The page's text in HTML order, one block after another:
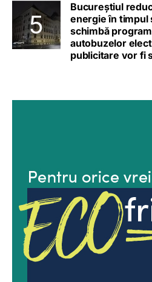
Bucureștiul
energie în timpul
schimbă
autobuzelor
publicitare vor fi